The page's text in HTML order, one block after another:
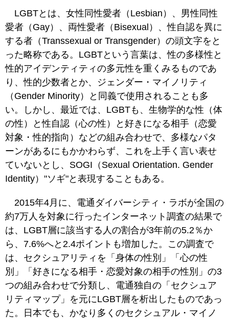
LGBTとは、女性同性愛者（Lesbian）、男性同性
愛者（Gay）、両性愛者（Bisexual）、性自認を異に
する者（Transsexual or Transgender）の頭文字をと
った略称である。LGBTという言葉は、性の多様性と
性的アイデンティティの多元性を重くみるものであ
り、性的少数者とか、ジェンダー・マイノリティ
（Gender Minority）と同義で使用されることも多
い。しかし、最近では、LGBTも、生物学的な性（体
の性）と性自認（心の性）と好きになる相手（恋愛
対象・性的指向）などの組み合わせで、多様なパタ
ーンがあるにもかかわらず、これを上手く言い表せ
ていないとし、SOGI（Sexual Orientation. Gender
Identity）"ソギ"と表現することもある。
2015年4月に、電通ダイバーシティ・ラボが全国の
約7万人を対象に行ったインターネット調査の結果で
は、LGBT層に該当する人の割合が3年前の5.2％か
ら、7.6%へと2.4ポイントも増加した。この調査で
は、セクシュアリティを「身体の性別」「心の性
別」「好きになる相手・恋愛対象の相手の性別」の3
つの組み合わせで分類し、電通独自の「セクシュア
リティマップ」を元にLGBT層を析出したものであっ
た。日本でも、かなり多くのセクシュアル・マイノ